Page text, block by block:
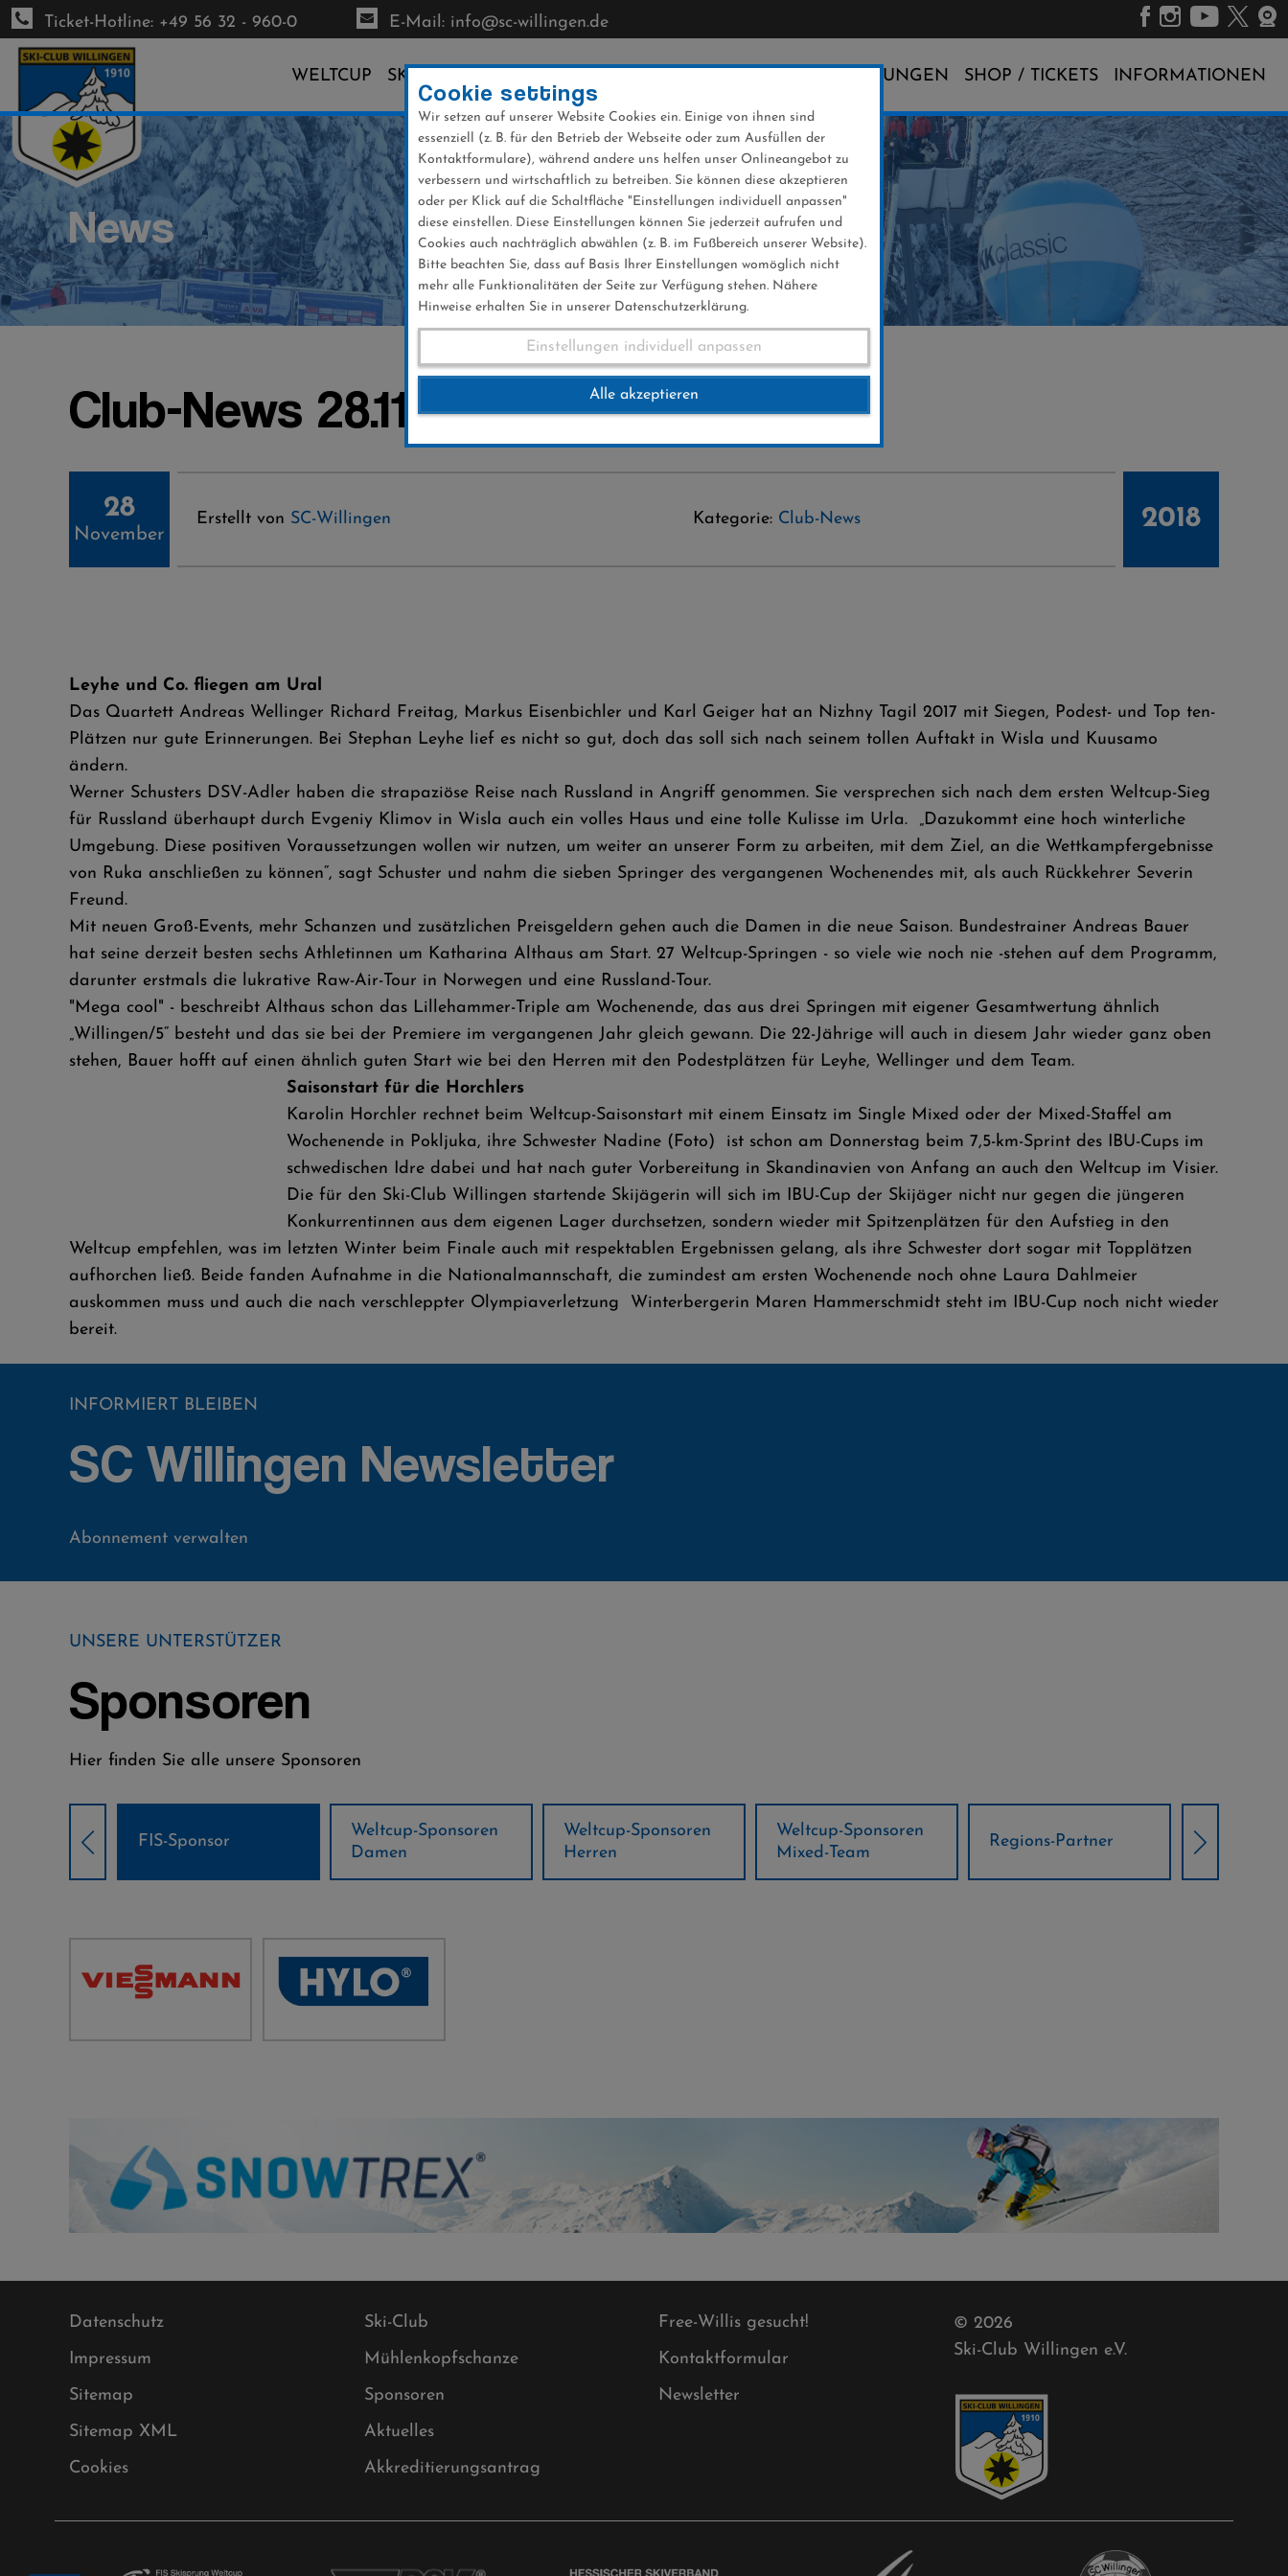
Direkt
zum
Inhalt
Ticket-Hotline: +49 56 32 - 960-0 E-Mail: info@sc-willingen.de
WELTCUP SKI-CLUB VERANSTALTUNGEN SHOP / TICKETS INFORMATIONEN
News
Club-News 28.11.2018
28
November
Erstellt von SC-Willingen Kategorie: Club-News 2018
Leyhe und Co. fliegen am Ural
Das Quartett Andreas Wellinger Richard Freitag, Markus Eisenbichler und Karl Geiger hat an Nizhny Tagil 2017 mit Siegen, Podest- und Top ten-
Plätzen nur gute Erinnerungen. Bei Stephan Leyhe lief es nicht so gut, doch das soll sich nach seinem tollen Auftakt in Wisla und Kuusamo
ändern.
Werner Schusters DSV-Adler haben die strapaziöse Reise nach Russland in Angriff genommen. Sie versprechen sich nach dem ersten Weltcup-Sieg
für Russland überhaupt durch Evgeniy Klimov in Wisla auch ein volles Haus und eine tolle Kulisse im Urla. „Dazukommt eine hoch winterliche
Umgebung. Diese positiven Voraussetzungen wollen wir nutzen, um weiter an unserer Form zu arbeiten, mit dem Ziel, an die Wettkampfergebnisse
von Ruka anschließen zu können“, sagt Schuster und nahm die sieben Springer des vergangenen Wochenendes mit, als auch Rückkehrer Severin
Freund.
Mit neuen Groß-Events, mehr Schanzen und zusätzlichen Preisgeldern gehen auch die Damen in die neue Saison. Bundestrainer Andreas Bauer
hat seine derzeit besten sechs Athletinnen um Katharina Althaus am Start. 27 Weltcup-Springen - so viele wie noch nie -stehen auf dem Programm,
darunter erstmals die lukrative Raw-Air-Tour in Norwegen und eine Russland-Tour.
"Mega cool" - beschreibt Althaus schon das Lillehammer-Triple am Wochenende, das aus drei Springen mit eigener Gesamtwertung ähnlich
„Willingen/5“ besteht und das sie bei der Premiere im vergangenen Jahr gleich gewann. Die 22-Jährige will auch in diesem Jahr wieder ganz oben
stehen, Bauer hofft auf einen ähnlich guten Start wie bei den Herren mit den Podestplätzen für Leyhe, Wellinger und dem Team.
Saisonstart für die Horchlers
Karolin Horchler rechnet beim Weltcup-Saisonstart mit einem Einsatz im Single Mixed oder der Mixed-Staffel am
Wochenende in Pokljuka, ihre Schwester Nadine (Foto) ist schon am Donnerstag beim 7,5-km-Sprint des IBU-Cups im
schwedischen Idre dabei und hat nach guter Vorbereitung in Skandinavien von Anfang an auch den Weltcup im Visier.
Die für den Ski-Club Willingen startende Skijägerin will sich im IBU-Cup der Skijäger nicht nur gegen die jüngeren
Konkurrentinnen aus dem eigenen Lager durchsetzen, sondern wieder mit Spitzenplätzen für den Aufstieg in den
Weltcup empfehlen, was im letzten Winter beim Finale auch mit respektablen Ergebnissen gelang, als ihre Schwester dort sogar mit Topplätzen
aufhorchen ließ. Beide fanden Aufnahme in die Nationalmannschaft, die zumindest am ersten Wochenende noch ohne Laura Dahlmeier
auskommen muss und auch die nach verschleppter Olympiaverletzung Winterbergerin Maren Hammerschmidt steht im IBU-Cup noch nicht wieder
bereit.
Cookie settings
Wir setzen auf unserer Website Cookies ein. Einige von ihnen sind
essenziell (z. B. für den Betrieb der Webseite oder zum Ausfüllen der
Kontaktformulare), während andere uns helfen unser Onlineangebot zu
verbessern und wirtschaftlich zu betreiben. Sie können diese akzeptieren
oder per Klick auf die Schaltfläche "Einstellungen individuell anpassen"
diese einstellen. Diese Einstellungen können Sie jederzeit aufrufen und
Cookies auch nachträglich abwählen (z. B. im Fußbereich unserer Website).
Bitte beachten Sie, dass auf Basis Ihrer Einstellungen womöglich nicht
mehr alle Funktionalitäten der Seite zur Verfügung stehen. Nähere
Hinweise erhalten Sie in unserer Datenschutzerklärung.
Einstellungen individuell anpassen
Alle akzeptieren
INFORMIERT BLEIBEN
SC Willingen Newsletter
Abonnement verwalten
UNSERE UNTERSTÜTZER
Sponsoren
Hier finden Sie alle unsere Sponsoren
Weltcup-Sponsoren
Damen
Weltcup-Sponsoren
Herren
Weltcup-Sponsoren
Mixed-Team
Regions-Partner
Örtliche Weltcup-
Partner
Klima
Datenschutz
Impressum
Sitemap
Sitemap XML
Cookies
Ski-Club
Mühlenkopfschanze
Sponsoren
Aktuelles
Akkreditierungsantrag
Free-Willis gesucht!
Kontaktformular
Newsletter
© 2026
Ski-Club Willingen e.V.